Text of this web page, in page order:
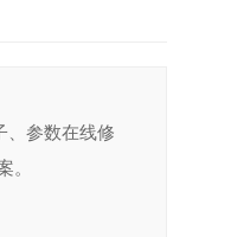
、参数在线修
。